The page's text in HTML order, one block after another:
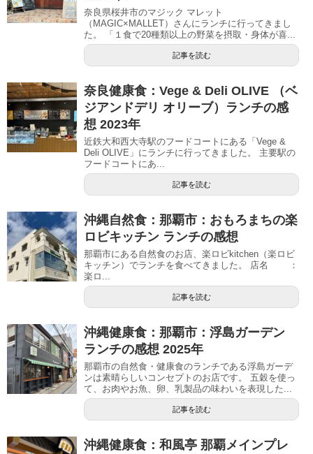
奈良県桜井市のマジック マレット
（MAGIC×MALLET）さんにランチに行ってきまし
た。 「１食で20種類以上の野菜を摂取・身体が喜...
記事を読む
奈良健康食：Vege & Deli OLIVE （ベ
ジアンドデリ オリーブ）ランチの感
想 2023年
近鉄大和西大寺駅のフードコートにある「Vege &
Deli OLIVE」にランチに行ってきました。 主要駅の
フードコートにあ...
記事を読む
沖縄自然食：那覇市：おもろまちの楽
ロビキッチン ランチの感想
那覇市にある自然食のお店、楽ロビkitchen（楽ロビ
キッチン）でランチを食べてきました。 店名 ：
楽ロ...
記事を読む
沖縄健康食：那覇市：浮島ガーデン
ランチの感想 2025年
那覇市の自然食・健康食のランチである浮島ガーデ
ンは素晴らしいコンセプトのお店です。 五穀を使っ
て、お肉やお魚、卵、乳製品の味わいを表現した...
記事を読む
沖縄健康食：和風亭 那覇メインプレ